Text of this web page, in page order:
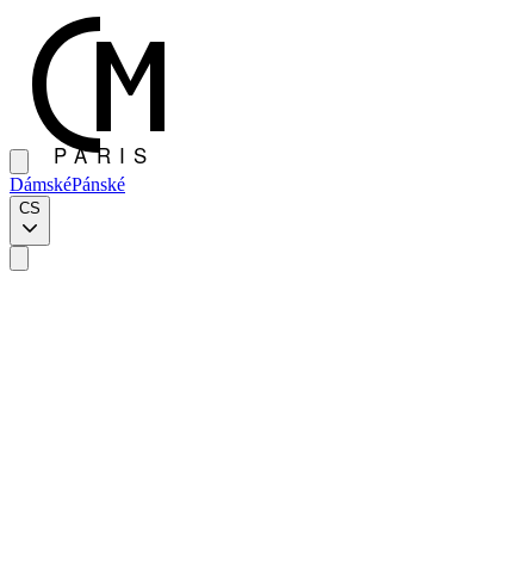
DámskéPánské
CS